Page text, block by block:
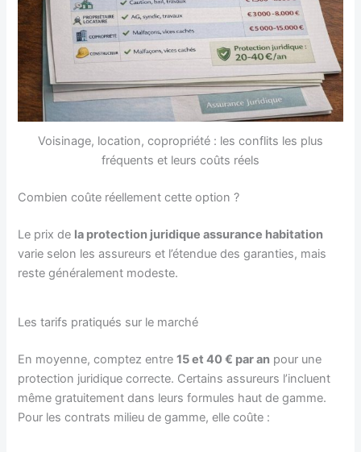
Voisinage, location, copropriété : les conflits les plus
fréquents et leurs coûts réels
Combien coûte réellement cette option ?
Le prix de la protection juridique assurance habitation
varie selon les assureurs et l’étendue des garanties, mais
reste généralement modeste.
Les tarifs pratiqués sur le marché
En moyenne, comptez entre15 et 40 € par an pour une
protection juridique correcte. Certains assureurs l’incluent
même gratuitement dans leurs formules haut de gamme.
Pour les contrats milieu de gamme, elle coûte :